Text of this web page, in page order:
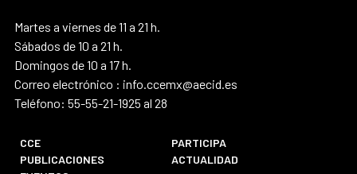
Martes a viernes de 11 a 21 h.
Sábados de 10 a 21 h.
Domingos de 10 a 17 h.
Correo electrónico : info.ccemx@aecid.es
Teléfono: 55-55-21-1925 al 28
CCE
PARTICIPA
PUBLICACIONES
ACTUALIDAD